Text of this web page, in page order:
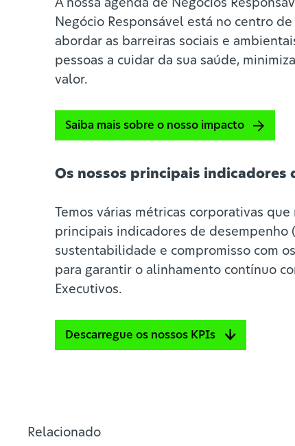
A nossa agenda de Negócios
Negócio Responsável está no centro
abordar as barreiras sociais e
pessoas a cuidar da sua saúde,
valor.
Saiba mais sobre o nosso impacto
Os nossos principais indicadores
Temos várias métricas corporativas
principais indicadores de desempenho
sustentabilidade e compromisso com
para garantir o alinhamento contínuo
Executivos.
Descarregue os nossos KPIs
Relacionado